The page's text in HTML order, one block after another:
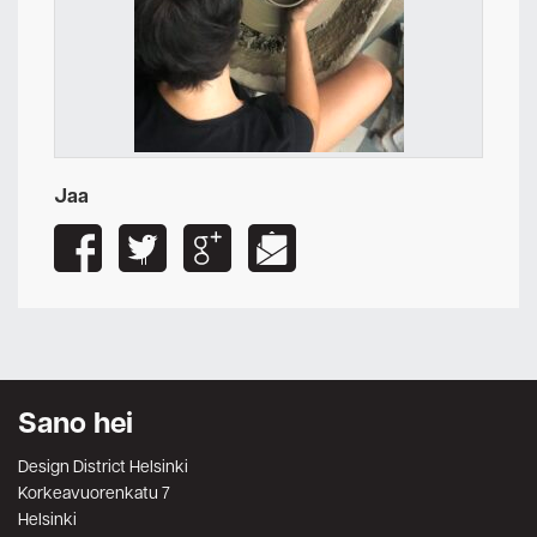
Jaa
Sano hei
Design District Helsinki
Korkeavuorenkatu 7
Helsinki